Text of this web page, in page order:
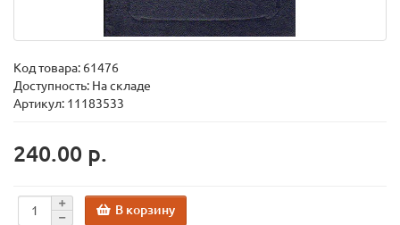
Код товара: 61476
Доступность: На складе
Артикул: 11183533
240.00 р.
В корзину